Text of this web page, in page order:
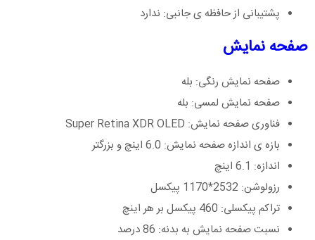
پشتیبانی از حافظه ی جانبی: ندارد
صفحه نمایش
صفحه نمایش رنگی: بله
صفحه نمایش لمسی: بله
فناوری صفحه نمایش: Super Retina XDR OLED
بازه ی اندازه صفحه نمایش: 6.0 اینچ و بزرگتر
اندازه: 6.1 اینچ
رزولوشن: 2532*1170 پیکسل
تراکم پیکسلی: 460 پیکسل بر هر اینچ
نسبت صفحه نمایش به بدنه: 86 درصد